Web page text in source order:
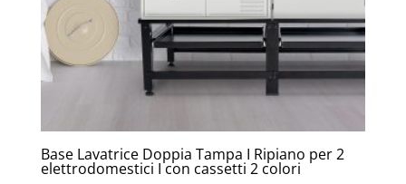
Base Lavatrice Doppia Tampa I Ripiano per 2
elettrodomestici I con cassetti 2 colori